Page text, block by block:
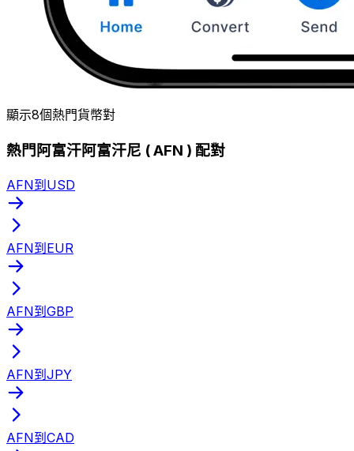
顯示8個熱門貨幣對
熱門阿富汗阿富汗尼 ( AFN ) 配對
AFN到USD
AFN到EUR
AFN到GBP
AFN到JPY
AFN到CAD